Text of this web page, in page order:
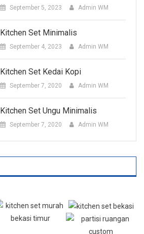
September 5, 2023 Admin WM
Kitchen Set Minimalis
September 4, 2023 Admin WM
Kitchen Set Kedai Kopi
September 7, 2020 Admin WM
Kitchen Set Ungu Minimalis
September 7, 2020 Admin WM